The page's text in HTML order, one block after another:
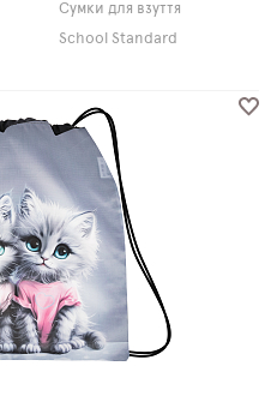
Сумки для взуття
School Standard